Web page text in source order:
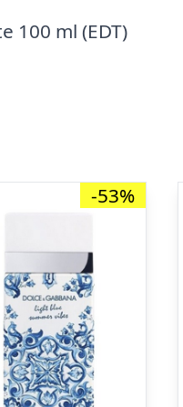
100 ml (EDT)
-53%